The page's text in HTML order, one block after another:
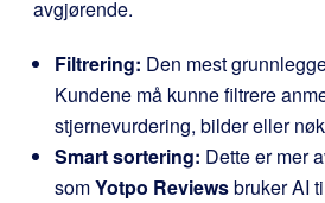
avgjørende.
Filtrering: Den mest
Kundene må kunne filtrere
stjernevurdering, bilder eller
Smart sortering: Dette er mer
somYotpo Reviewsbruker AI